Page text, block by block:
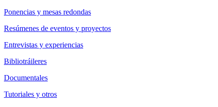
Ponencias y mesas redondas
Resúmenes de eventos y proyectos
Entrevistas y experiencias
Bibliotráileres
Documentales
Tutoriales y otros